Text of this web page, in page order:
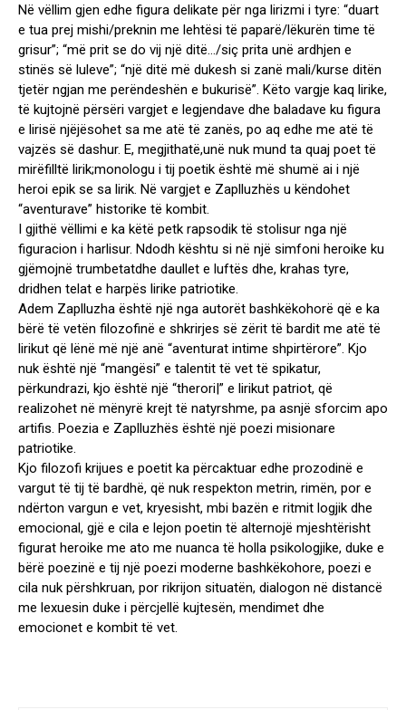
Në vëllim gjen edhe figura delikate për nga lirizmi i tyre: “duart
e tua prej mishi/preknin me lehtësi të paparë/lëkurën time të
grisur”; “më prit se do vij një ditë…/siç prita unë ardhjen e
stinës së luleve”; “një ditë më dukesh si zanë mali/kurse ditën
tjetër ngjan me perëndeshën e bukurisë”. Këto vargje kaq lirike,
të kujtojnë përsëri vargjet e legjendave dhe baladave ku figura
e lirisë njëjësohet sa me atë të zanës, po aq edhe me atë të
vajzës së dashur. E, megjithatë,unë nuk mund ta quaj poet të
mirëfilltë lirik;monologu i tij poetik është më shumë ai i një
heroi epik se sa lirik. Në vargjet e Zaplluzhës u këndohet
“aventurave” historike të kombit.
I gjithë vëllimi e ka këtë petk rapsodik të stolisur nga një
figuracion i harlisur. Ndodh kështu si në një simfoni heroike ku
gjëmojnë trumbetatdhe daullet e luftës dhe, krahas tyre,
dridhen telat e harpës lirike patriotike.
Adem Zaplluzha është një nga autorët bashkëkohorë që e ka
bërë të vetën filozofinë e shkrirjes së zërit të bardit me atë të
lirikut që lënë më një anë “aventurat intime shpirtërore”. Kjo
nuk është një “mangësi” e talentit të vet të spikatur,
përkundrazi, kjo është një “therori|” e lirikut patriot, që
realizohet në mënyrë krejt të natyrshme, pa asnjë sforcim apo
artifis. Poezia e Zaplluzhës është një poezi misionare
patriotike.
Kjo filozofi krijues e poetit ka përcaktuar edhe prozodinë e
vargut të tij të bardhë, që nuk respekton metrin, rimën, por e
ndërton vargun e vet, kryesisht, mbi bazën e ritmit logjik dhe
emocional, gjë e cila e lejon poetin të alternojë mjeshtërisht
figurat heroike me ato me nuanca të holla psikologjike, duke e
bërë poezinë e tij një poezi moderne bashkëkohore, poezi e
cila nuk përshkruan, por rikrijon situatën, dialogon në distancë
me lexuesin duke i përcjellë kujtesën, mendimet dhe
emocionet e kombit të vet.